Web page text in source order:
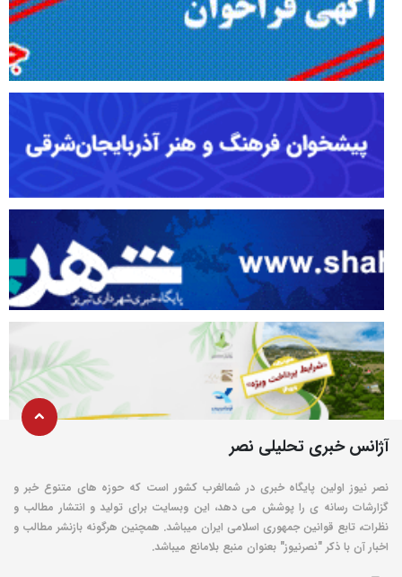
آژانس خبری تحلیلی نصر
نصر نیوز اولین پایگاه خبری در شمالغرب کشور است که حوزه های متنوع خبر و
گزارشات رسانه ی را پوشش می دهد، این وبسایت برای تولید و انتشار مطالب و
نظرات، تابع قوانین جمهوری اسلامی ایران میباشد. همچنین هرگونه بازنشر مطالب و
اخبار آن با ذکر "نصرنیوز" بعنوان منبع بلامانع میباشد.